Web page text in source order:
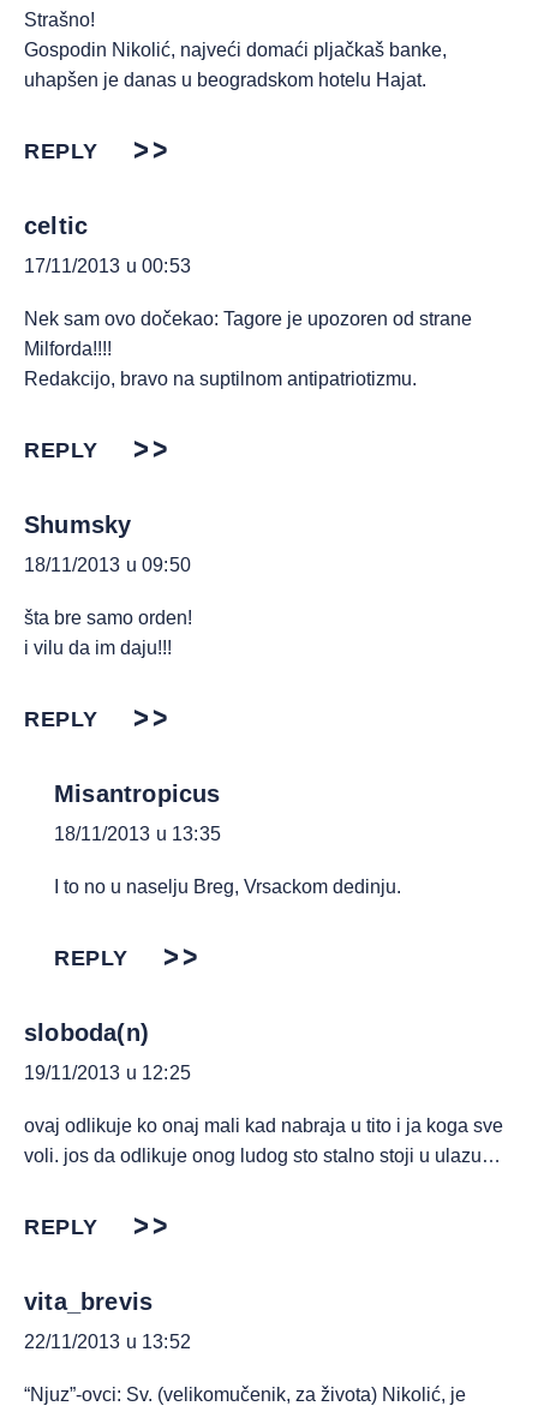
Strašno!
Gospodin Nikolić, najveći domaći pljačkaš banke,
uhapšen je danas u beogradskom hotelu Hajat.
REPLY
celtic
17/11/2013 u 00:53
Nek sam ovo dočekao: Tagore je upozoren od strane
Milforda!!!!
Redakcijo, bravo na suptilnom antipatriotizmu.
REPLY
Shumsky
18/11/2013 u 09:50
šta bre samo orden!
i vilu da im daju!!!
REPLY
Misantropicus
18/11/2013 u 13:35
I to no u naselju Breg, Vrsackom dedinju.
REPLY
sloboda(n)
19/11/2013 u 12:25
ovaj odlikuje ko onaj mali kad nabraja u tito i ja koga sve
voli. jos da odlikuje onog ludog sto stalno stoji u ulazu…
REPLY
vita_brevis
22/11/2013 u 13:52
“Njuz”-ovci: Sv. (velikomučenik, za života) Nikolić, je